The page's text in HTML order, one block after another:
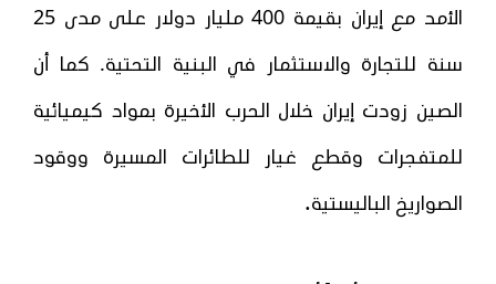
الأمد مع إيران بقيمة 400 مليار دولار على مدى 25
سنة للتجارة والاستثمار في البنية التحتية. كما أن
الصين زودت إيران خلال الحرب الأخيرة بمواد كيميائية
للمتفجرات وقطع غيار للطائرات المسيرة ووقود
الصواريخ الباليستية.